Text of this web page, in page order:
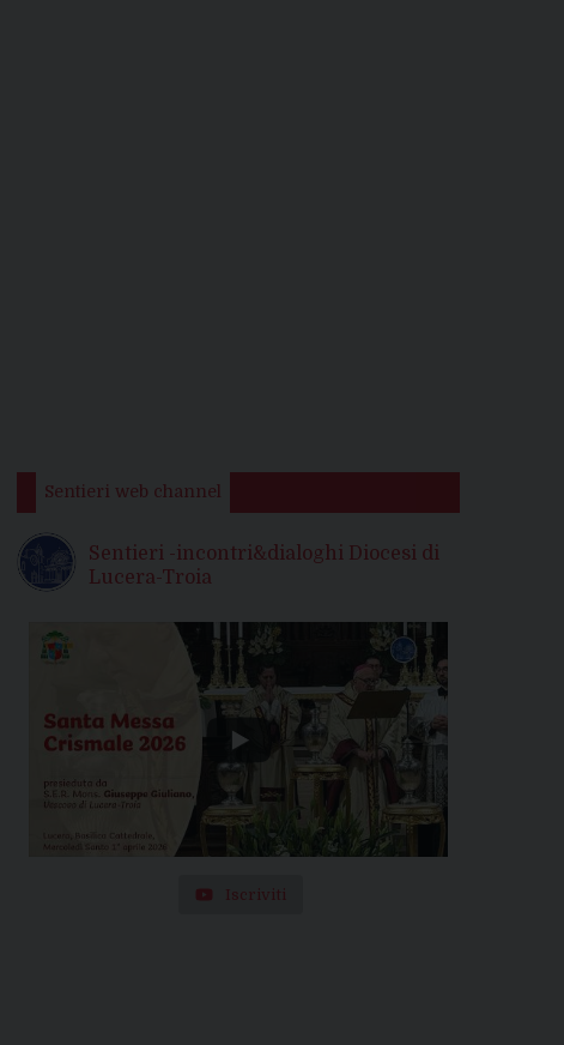
Sentieri web channel
Sentieri -incontri&dialoghi Diocesi di
Lucera-Troia
Iscriviti